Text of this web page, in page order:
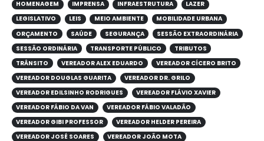
HOMENAGEM
IMPRENSA INFRAESTRUTURA
LAZER
LEGISLATIVO
LEIS MEIO AMBIENTE
MOBILIDADE URBANA
ORÇAMENTO
SAÚDE SEGURANÇA
SESSÃO EXTRAORDINÁRIA
SESSÃO ORDINÁRIA
TRANSPORTE PÚBLICO
TRIBUTOS
TRÂNSITO
VEREADOR ALEX EDUARDO
VEREADOR CÍCERO BRITO
VEREADOR DOUGLAS GUARITA
VEREADOR DR. GRILO
VEREADOR EDILSINHO RODRIGUES
VEREADOR FLÁVIO XAVIER
VEREADOR FÁBIO DA VAN
VEREADOR FÁBIO VALADÃO
VEREADOR GIBI PROFESSOR
VEREADOR HELDER PEREIRA
VEREADOR JOSÉ SOARES
VEREADOR JOÃO MOTA